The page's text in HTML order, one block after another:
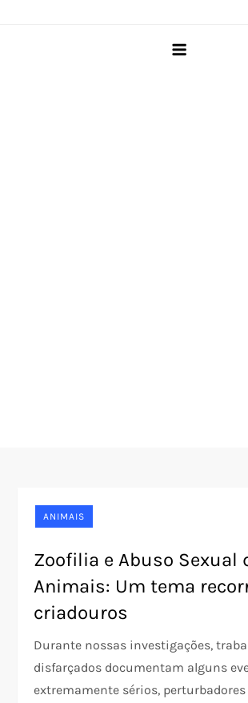
ANIMAIS
Zoofilia e Abuso Sexual
Animais: Um tema
criadouros
Durante nossas investigações,
disfarçados documentam alguns
extremamente sérios, perturbadores